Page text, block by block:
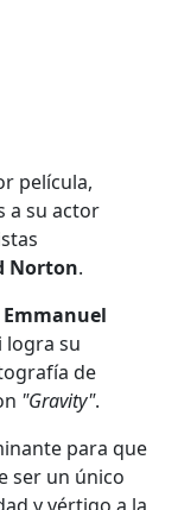
película,
a su actor
Norton.
Emmanuel
logra su
de
"Gravity".
para que
ser un único